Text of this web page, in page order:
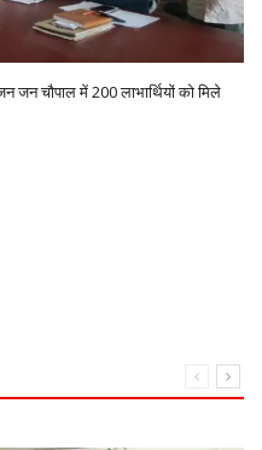
जन चौपाल में 200 लाभार्थियों को मिले